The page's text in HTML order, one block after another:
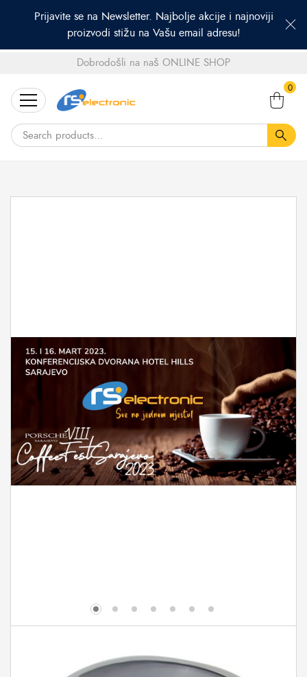
Prijavite se na Newsletter. Najbolje akcije i najnoviji
proizvodi stižu na Vašu email adresu!
Dobrodošli na naš ONLINE SHOP
for:
0